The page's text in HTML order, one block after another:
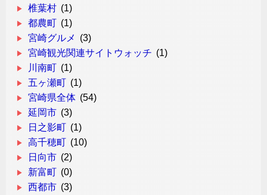
椎葉村 (1)
都農町 (1)
宮崎グルメ
(3)
宮崎観光関連サイトウォッチ (1)
川南町 (1)
五ヶ瀬町 (1)
宮崎県全体 (54)
延岡市 (3)
日之影町 (1)
高千穂町 (10)
日向市 (2)
新富町 (0)
西都市 (3)